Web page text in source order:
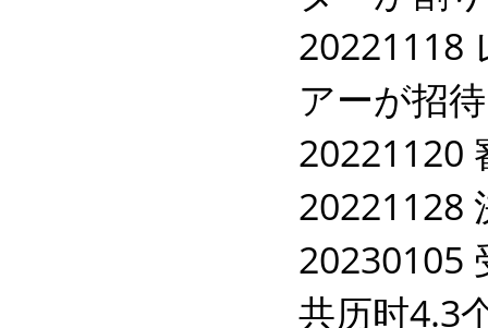
20221118
アーが招
20221120
20221128
20230105
共历时4.3